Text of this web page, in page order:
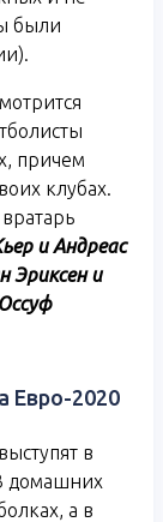
были
причем
клубах.
и Андреас
Эриксен и
Евро-2020
в
домашних
а в